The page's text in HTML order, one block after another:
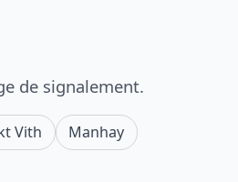
de signalement.
Vith
Manhay